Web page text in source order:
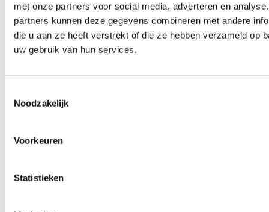
met onze partners voor social media, adverteren en
partners kunnen deze gegevens combineren met andere
die u aan ze heeft verstrekt of die ze hebben verzameld op
uw gebruik van hun services.
Noodzakelijk
Voorkeuren
Statistieken
Boss CB-EG10
In stock